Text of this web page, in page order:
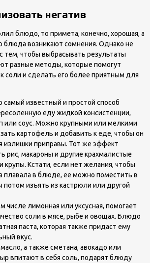
негатив
блюдо, то примета, конечно, хорошая, а
блюда возникают сомнения. Однако не
тем, чтобы выбрасывать результаты
разные методы, которые помогут
соли и сделать его более приятным для
самый известный и простой способ
еду жидкой консистенции,
или соус. Можно крупными или мелкими
картофель и добавить к еде, чтобы он
излишки приправы. Тот же эффект
рис, макароны и другие крахмалистые
крупы. Кстати, если нет желания, чтобы
плавала в блюде, ее можно поместить в
изъять из кастрюли или другой
числе лимонная или уксусная, помогает
соли в мясе, рыбе и овощах. Блюдо
паста, которая также придаст ему
вкус.
а также сметана, авокадо или
впитают в себя соль, подарят блюду